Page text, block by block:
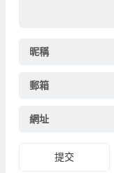
昵稱
郵箱
網址
提交